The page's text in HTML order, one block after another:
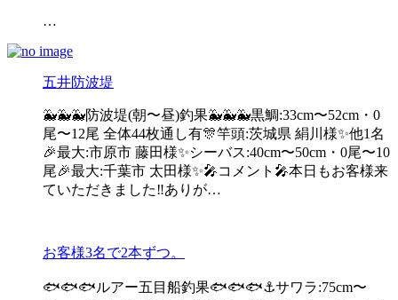
…
五井防波堤
🐳🐳🐳防波堤(朝〜昼)釣果🐳🐳🐳黒鯛:33cm〜52cm・0
尾〜12尾 全体44枚通し有🎊竿頭:茨城県 絹川様✨他1名
🎉最大:市原市 藤田様✨シーバス:40cm〜50cm・0尾〜10
尾🎉最大:千葉市 太田様✨🎤コメント🎤本日もお客様来
ていただきました‼️ありが…
お客様3名で2本ずつ。
🐟🐟🐟ルアー五目船釣果🐟🐟🐟⚓️サワラ:75cm〜